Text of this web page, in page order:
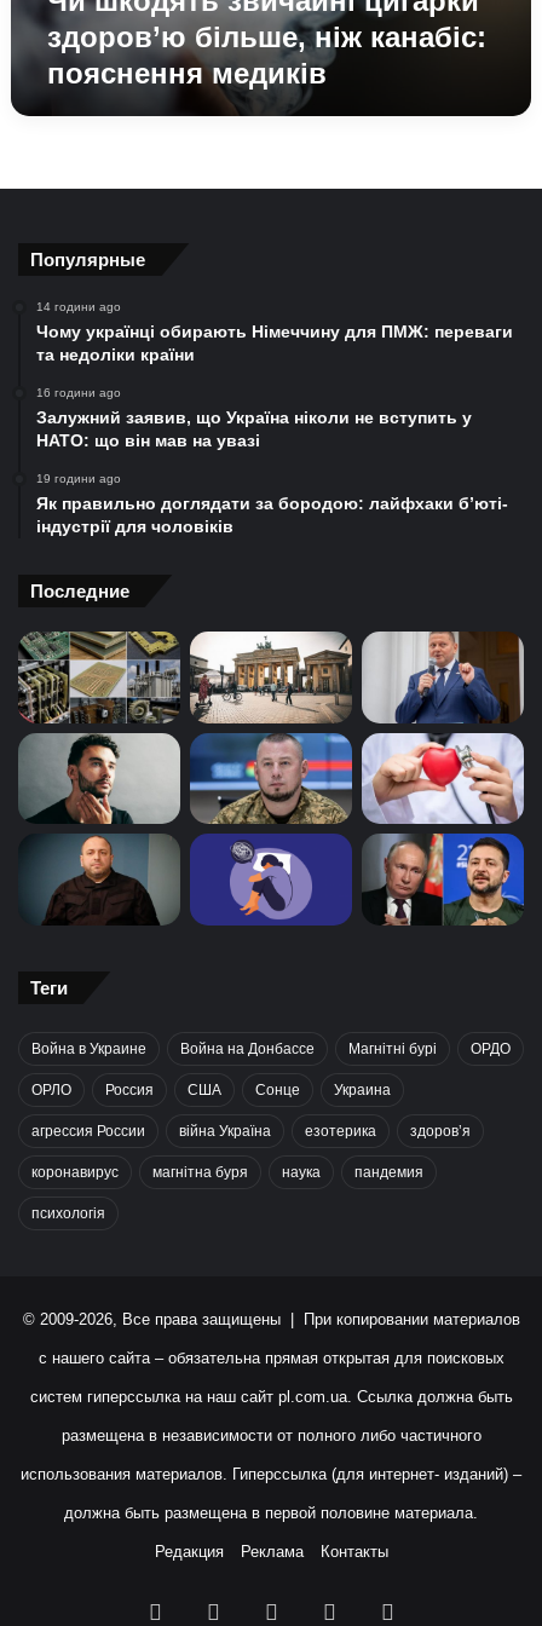
здоров’ю більше, ніж канабіс:
пояснення медиків
Популярные
14 години ago
Чому українці обирають Німеччину для ПМЖ: переваги
та недоліки країни
16 години ago
Залужний заявив, що Україна ніколи не вступить у
НАТО: що він мав на увазі
19 години ago
Як правильно доглядати за бородою: лайфхаки б’юті-
індустрії для чоловіків
Последние
Теги
Война в Украине Война на Донбассе Магнітні бурі ОРДО
ОРЛО Россия США Сонце Украина
агрессия России війна Україна езотерика здоров’я
коронавирус магнітна буря наука пандемия
психологія
© 2009-2026, Все права защищены | При копировании материалов
с нашего сайта – обязательна прямая открытая для поисковых
систем гиперссылка на наш сайт pl.com.ua. Ссылка должна быть
размещена в независимости от полного либо частичного
использования материалов. Гиперссылка (для интернет- изданий) –
должна быть размещена в первой половине материала.
Редакция Реклама Контакты
Facebook YouTubeInstagram